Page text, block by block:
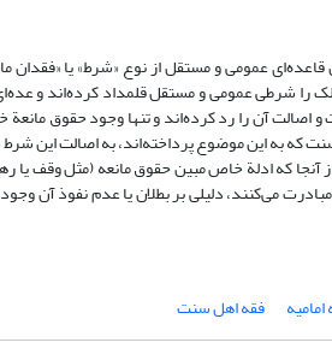
قاعده‌ای عمومی و مستقل از نوع «شرط» یا
را شرطی عمومی و مستقل قلمداد کرده‌اند و
آن را رد کرده‌اند و تنها وجود حقوق
به این موضوع پرداخته‌اند، به اصالت این شرط
از آنجا که ادلة خاص مبین حقوق مانعه (مثل وقف
مبادرت می‌کنند، دلیلی بر بطلان یا عدم نفوذ آن
فقه اهل سنت